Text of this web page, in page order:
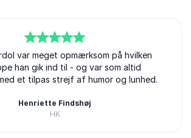
var meget opmærksom på hvilken
han gik ind til - og var som altid
et tilpas strejf af humor og lunhed.
Henriette Findshøj
HK